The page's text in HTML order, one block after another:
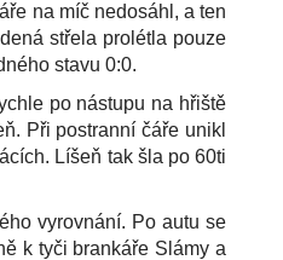
na míč nedosáhl, a ten
střela prolétla pouze
stavu 0:0.
po nástupu na hřiště
Při postranní čáře unikl
Líšeň tak šla po 60ti
vyrovnání. Po autu se
k tyči brankáře Slámy a